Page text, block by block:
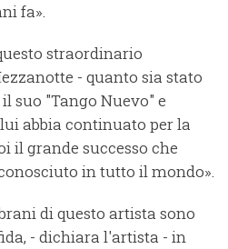
fa».
straordinario
- quanto sia stato
suo "Tango Nuevo" e
abbia continuato per la
il grande successo che
in tutto il mondo».
di questo artista sono
- dichiara l'artista - in